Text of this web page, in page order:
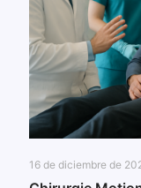
16 de diciembre de